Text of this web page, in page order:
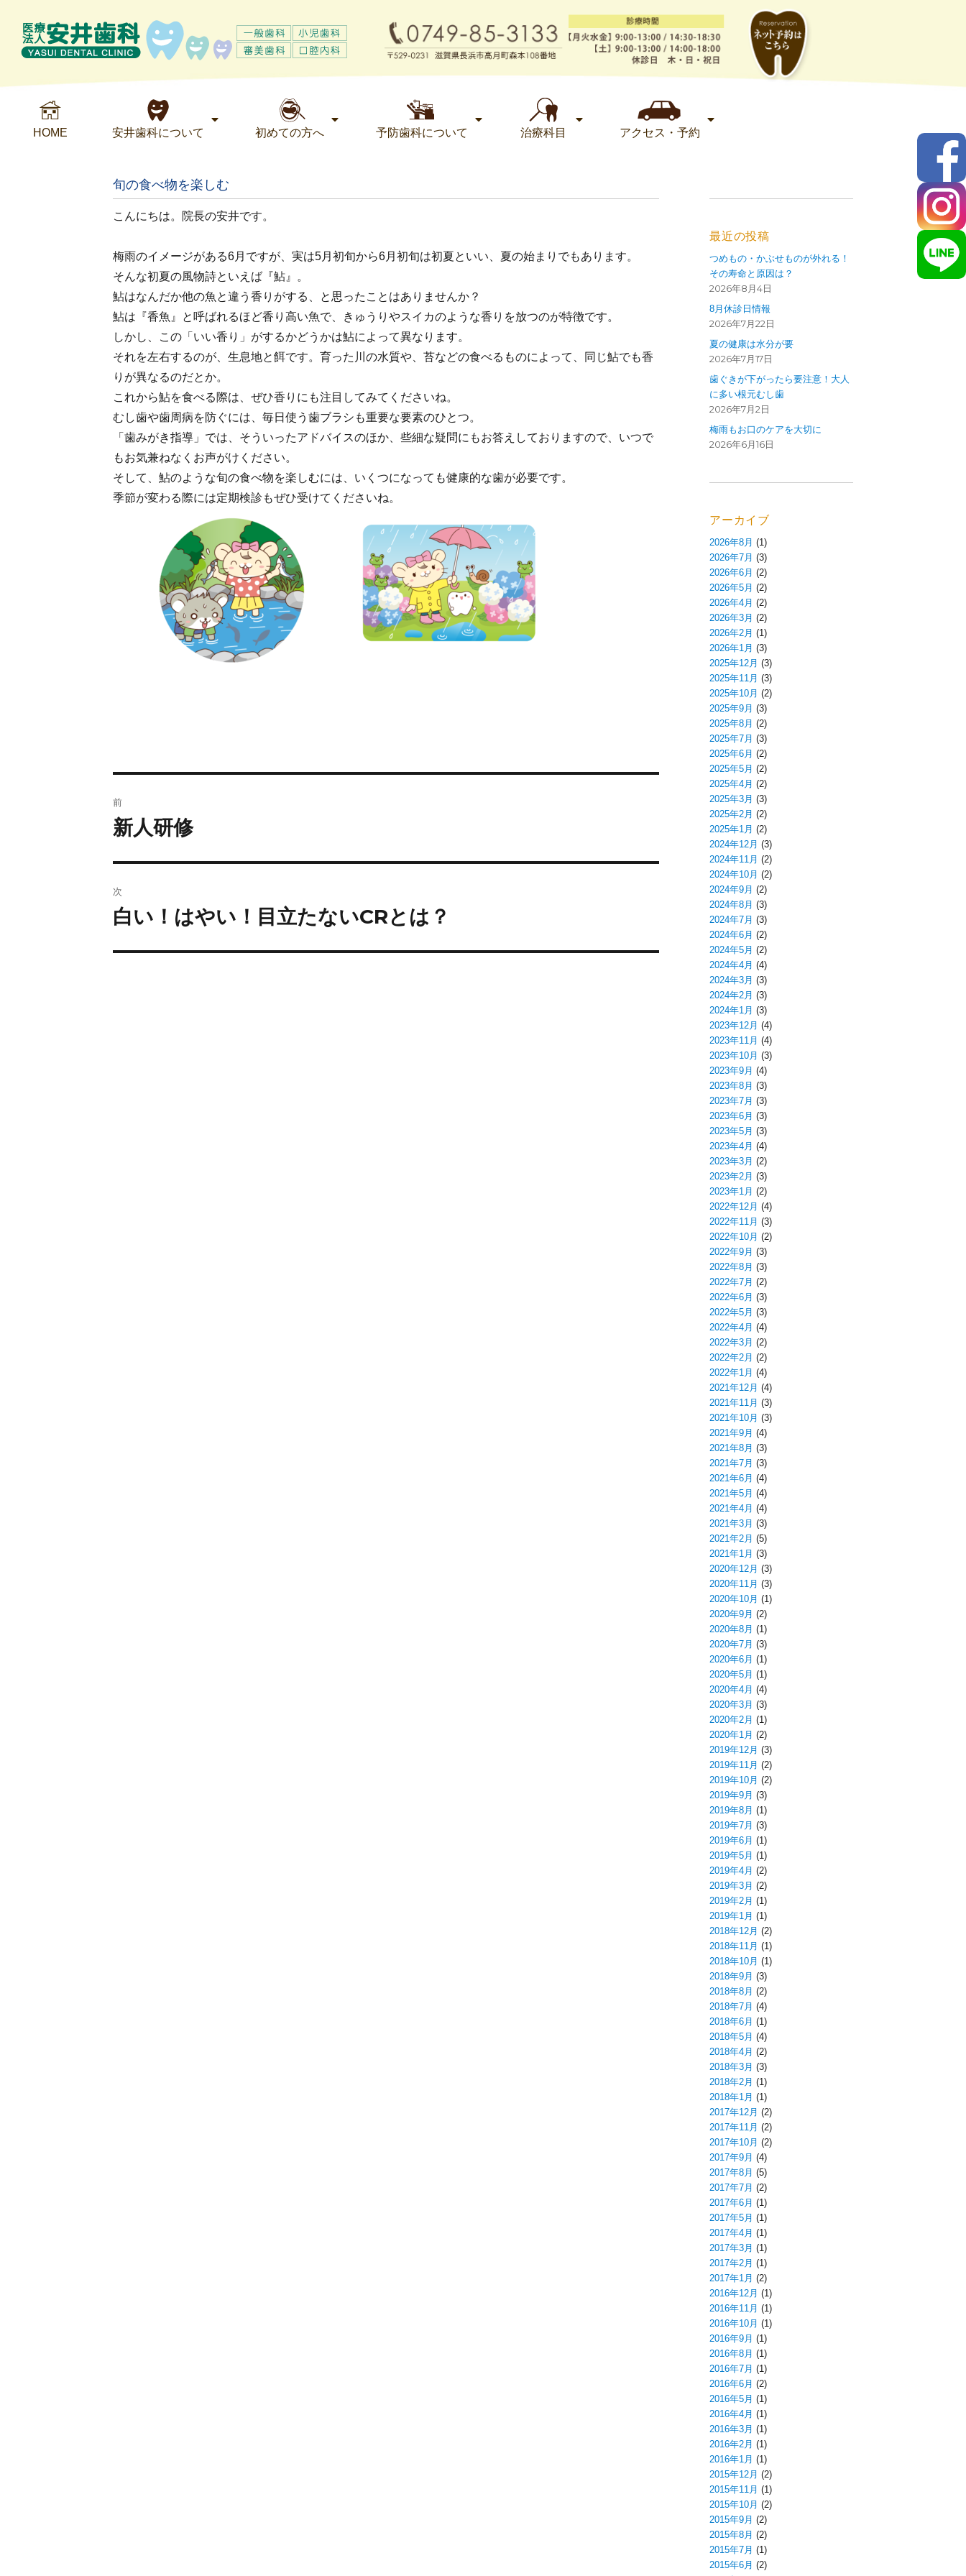
HOME 安井歯科について 初めての方へ 予防歯科について 治療科目 アクセス・予約
旬の食べ物を楽しむ
こんにちは。院長の安井です。
梅雨のイメージがある6月ですが、実は5月初旬から6月初旬は初夏といい、夏の始まりでもあります。
そんな初夏の風物詩といえば『鮎』。
鮎はなんだか他の魚と違う香りがする、と思ったことはありませんか？
鮎は『香魚』と呼ばれるほど香り高い魚で、きゅうりやスイカのような香りを放つのが特徴です。
しかし、この「いい香り」がするかどうかは鮎によって異なります。
それを左右するのが、生息地と餌です。育った川の水質や、苔などの食べるものによって、同じ鮎でも香
りが異なるのだとか。
これから鮎を食べる際は、ぜひ香りにも注目してみてくださいね。
むし歯や歯周病を防ぐには、毎日使う歯ブラシも重要な要素のひとつ。
「歯みがき指導」では、そういったアドバイスのほか、些細な疑問にもお答えしておりますので、いつで
もお気兼ねなくお声がけください。
そして、鮎のような旬の食べ物を楽しむには、いくつになっても健康的な歯が必要です。
季節が変わる際には定期検診もぜひ受けてくださいね。
前
新人研修
次
白い！はやい！目立たないCRとは？
最近の投稿
つめもの・かぶせものが外れる！
その寿命と原因は？
2026年8月4日
8月休診日情報
2026年7月22日
夏の健康は水分が要
2026年7月17日
歯ぐきが下がったら要注意！大人
に多い根元むし歯
2026年7月2日
梅雨もお口のケアを大切に
2026年6月16日
アーカイブ
2026年8月 (1)
2026年7月 (3)
2026年6月 (2)
2026年5月 (2)
2026年4月 (2)
2026年3月 (2)
2026年2月 (1)
2026年1月 (3)
2025年12月 (3)
2025年11月 (3)
2025年10月 (2)
2025年9月 (3)
2025年8月 (2)
2025年7月 (3)
2025年6月 (2)
2025年5月 (2)
2025年4月 (2)
2025年3月 (3)
2025年2月 (2)
2025年1月 (2)
2024年12月 (3)
2024年11月 (2)
2024年10月 (2)
2024年9月 (2)
2024年8月 (3)
2024年7月 (3)
2024年6月 (2)
2024年5月 (2)
2024年4月 (4)
2024年3月 (3)
2024年2月 (3)
2024年1月 (3)
2023年12月 (4)
2023年11月 (4)
2023年10月 (3)
2023年9月 (4)
2023年8月 (3)
2023年7月 (3)
2023年6月 (3)
2023年5月 (3)
2023年4月 (4)
2023年3月 (2)
2023年2月 (3)
2023年1月 (2)
2022年12月 (4)
2022年11月 (3)
2022年10月 (2)
2022年9月 (3)
2022年8月 (3)
2022年7月 (2)
2022年6月 (3)
2022年5月 (3)
2022年4月 (4)
2022年3月 (2)
2022年2月 (2)
2022年1月 (4)
2021年12月 (4)
2021年11月 (3)
2021年10月 (3)
2021年9月 (4)
2021年8月 (3)
2021年7月 (3)
2021年6月 (4)
2021年5月 (4)
2021年4月 (4)
2021年3月 (3)
2021年2月 (5)
2021年1月 (3)
2020年12月 (3)
2020年11月 (3)
2020年10月 (1)
2020年9月 (2)
2020年8月 (1)
2020年7月 (3)
2020年6月 (1)
2020年5月 (1)
2020年4月 (4)
2020年3月 (3)
2020年2月 (1)
2020年1月 (2)
2019年12月 (3)
2019年11月 (2)
2019年10月 (2)
2019年9月 (3)
2019年8月 (1)
2019年7月 (3)
2019年6月 (1)
2019年5月 (1)
2019年4月 (2)
2019年3月 (2)
2019年2月 (1)
2019年1月 (1)
2018年12月 (2)
2018年11月 (1)
2018年10月 (1)
2018年9月 (3)
2018年8月 (2)
2018年7月 (4)
2018年6月 (1)
2018年5月 (4)
2018年4月 (2)
2018年3月 (3)
2018年2月 (1)
2018年1月 (1)
2017年12月 (2)
2017年11月 (2)
2017年10月 (2)
2017年9月 (4)
2017年8月 (5)
2017年7月 (2)
2017年6月 (1)
2017年5月 (1)
2017年4月 (1)
2017年3月 (1)
2017年2月 (1)
2017年1月 (2)
2016年12月 (1)
2016年11月 (1)
2016年10月 (1)
2016年9月 (1)
2016年8月 (1)
2016年7月 (1)
2016年6月 (2)
2016年5月 (1)
2016年4月 (1)
2016年3月 (1)
2016年2月 (1)
2016年1月 (1)
2015年12月 (2)
2015年11月 (1)
2015年10月 (2)
2015年9月 (2)
2015年8月 (2)
2015年7月 (1)
2015年6月 (2)